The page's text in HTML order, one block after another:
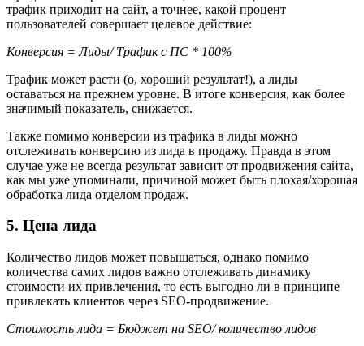
трафик приходит на сайт, а точнее, какой процент
пользователей совершает целевое действие:
Конверсия = Лиды/ Трафик с ПС * 100%
Трафик может расти (о, хороший результат!), а лиды
оставаться на прежнем уровне. В итоге конверсия, как более
значимый показатель, снижается.
Также помимо конверсии из трафика в лиды можно
отслеживать конверсию из лида в продажу. Правда в этом
случае уже не всегда результат зависит от продвижения сайта,
как мы уже упоминали, причиной может быть плохая/хорошая
обработка лида отделом продаж.
5. Цена лида
Количество лидов может повышаться, однако помимо
количества самих лидов важно отслеживать динамику
стоимости их привлечения, то есть выгодно ли в принципе
привлекать клиентов через SEO-продвижение.
Стоимость лида = Бюджет на SEO/ количество лидов